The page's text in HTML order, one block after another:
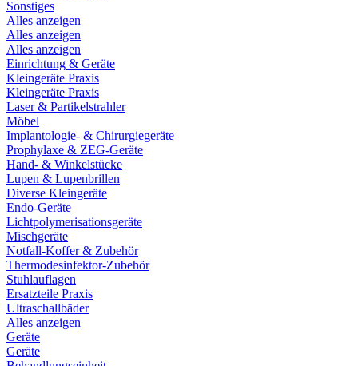
Sonstiges
Alles anzeigen
Alles anzeigen
Alles anzeigen
Einrichtung & Geräte
Kleingeräte Praxis
Kleingeräte Praxis
Laser & Partikelstrahler
Möbel
Implantologie- & Chirurgiegeräte
Prophylaxe & ZEG-Geräte
Hand- & Winkelstücke
Lupen & Lupenbrillen
Diverse Kleingeräte
Endo-Geräte
Lichtpolymerisationsgeräte
Mischgeräte
Notfall-Koffer & Zubehör
Thermodesinfektor-Zubehör
Stuhlauflagen
Ersatzteile Praxis
Ultraschallbäder
Alles anzeigen
Geräte
Geräte